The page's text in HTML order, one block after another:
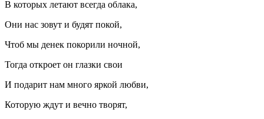
В которых летают всегда облака,
Они нас зовут и будят покой,
Чтоб мы денек покорили ночной,
Тогда откроет он глазки свои
И подарит нам много яркой любви,
Которую ждут и вечно творят,